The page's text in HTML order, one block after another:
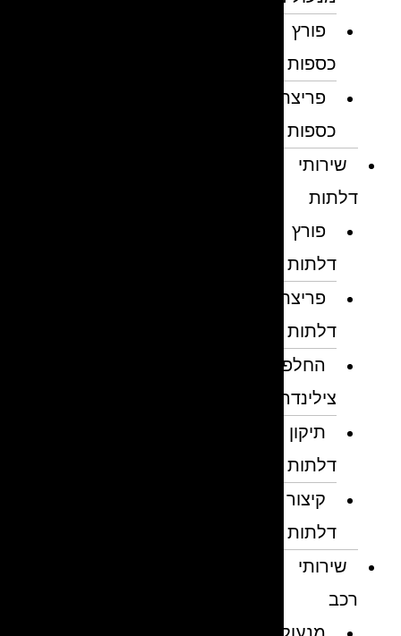
פורץ
כספות
פריצת
כספות
שירותי
דלתות
פורץ
דלתות
פריצת
דלתות
החלפת
צילינדרים
תיקון
דלתות
קיצור
דלתות
שירותי